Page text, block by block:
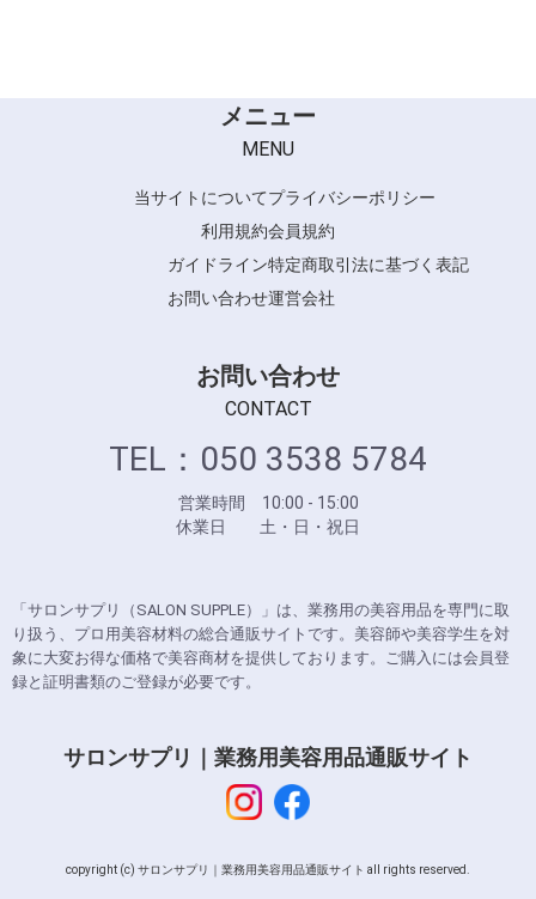
メニュー
MENU
当サイトについてプライバシーポリシー
利用規約会員規約
ガイドライン特定商取引法に基づく表記
お問い合わせ運営会社
お問い合わせ
CONTACT
TEL：050 3538 5784
営業時間 10:00 - 15:00
休業日 土・日・祝日
「サロンサプリ（SALON SUPPLE）」は、業務用の美容用品を専門に取
り扱う、プロ用美容材料の総合通販サイトです。美容師や美容学生を対
象に大変お得な価格で美容商材を提供しております。ご購入には会員登
録と証明書類のご登録が必要です。
サロンサプリ｜業務用美容用品通販サイト
copyright (c) サロンサプリ｜業務用美容用品通販サイト all rights reserved.